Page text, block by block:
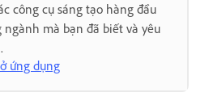
công cụ sáng tạo hàng đầu
ngành mà bạn đã biết và yêu
ứng dụng